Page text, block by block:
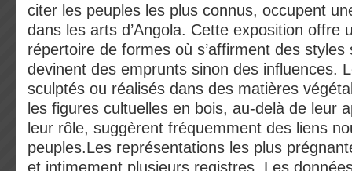
citer les peuples les plus connus, occupent
dans les arts d’Angola. Cette exposition offre
répertoire de formes où s’affirment des
devinent des emprunts sinon des influences.
sculptés ou réalisés dans des matières
les figures cultuelles en bois, au-delà de leur
leur rôle, suggèrent fréquemment des liens
peuples.Les représentations les plus
et intimement plusieurs registres. Les